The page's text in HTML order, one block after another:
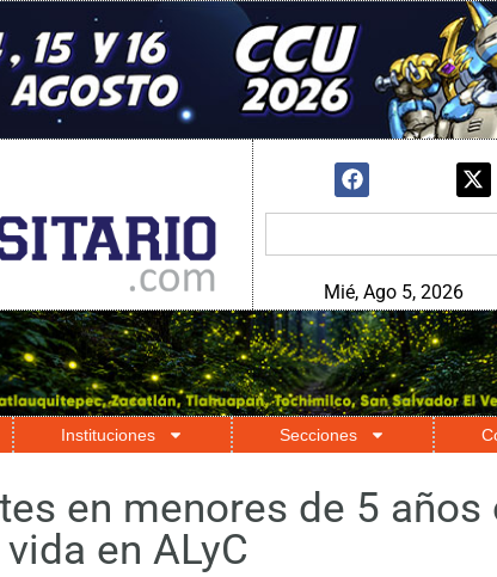
Mié, Ago 5, 2026
Instituciones Secciones
en menores de 5 años
en ALyC